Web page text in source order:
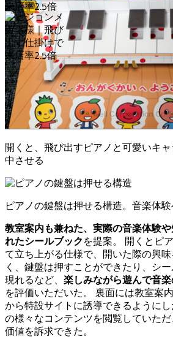
開くと、飛び出すピアノと可愛いキ
中させる
ピアノの鍵盤は押せる構造。音楽体
教室案内も兼ねた、実際の音楽体験
れたシールブック を提案。 開くとピ
て立ち上がる仕様で、開いた際の興
く、鍵盤は押すことができたり、シ
現れるなど、 楽しみながら遊んで音
を評価いただいた。 裏面には教室案
から特設サイトに誘導できるように
の様々なコンテンツを閲覧していた
価値を訴求できた。